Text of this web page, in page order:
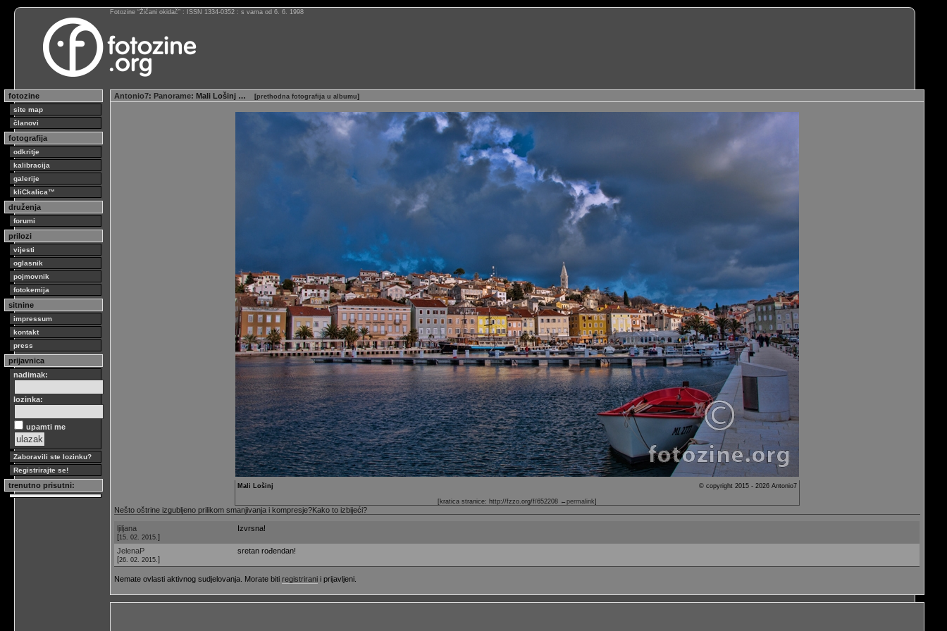
Fotozine “Žičani okidač” : ISSN 1334-0352 : s vama od 6. 6. 1998
fotozine
site map
članovi
fotografija
odkritje
kalibracija
galerije
kliCkalica™
druženja
forumi
prilozi
vijesti
oglasnik
pojmovnik
fotokemija
sitnine
impressum
kontakt
press
prijavnica
nadimak:
lozinka:
upamti me
Zaboravili ste lozinku?
Registrirajte se!
trenutno prisutni:
Antonio7: Panorame: Mali Lošinj … [prethodna fotografija u albumu]
© copyright 2015 - 2026 Antonio7
Mali Lošinj
[kratica stranice: http://fzzo.org/f/652208 ←permalink]
Nešto oštrine izgubljeno prilikom smanjivanja i kompresje?Kako to izbijeći?
ljiljana
[15. 02. 2015. ]
Izvrsna!
JelenaP
[26. 02. 2015. ]
sretan rođendan!
Nemate ovlasti aktivnog sudjelovanja. Morate biti registrirani i prijavljeni.